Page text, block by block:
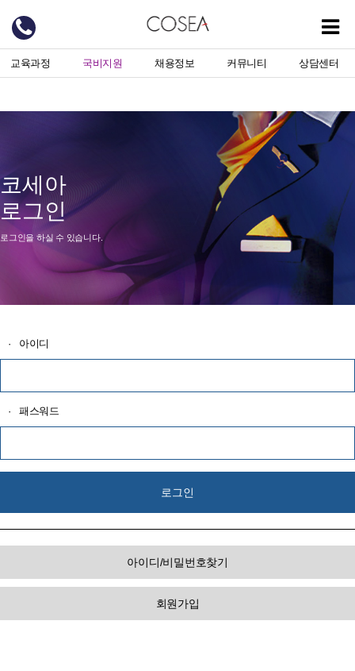
교육과정 국비지원 채용정보 커뮤니티 상담센터
코세아
로그인
로그인을 하실 수 있습니다.
· 아이디
· 패스워드
아이디/비밀번호찾기
회원가입